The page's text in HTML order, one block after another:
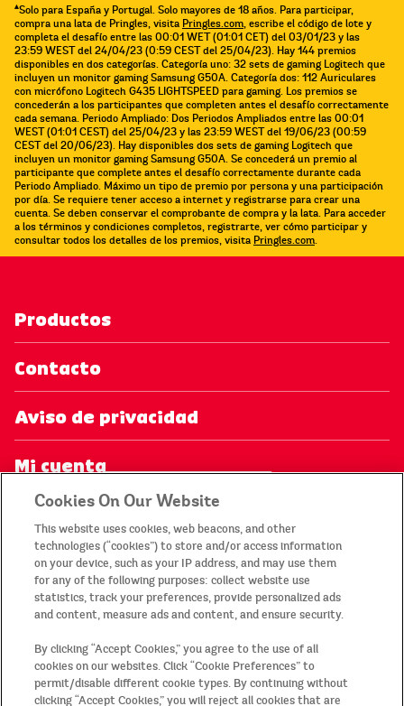
ENTRA AHORA
▴Solo para España y Portugal. Solo mayores de 18 años. Para participar,
compra una lata de Pringles, visita Pringles.com, escribe el código de lote y
completa el desafío entre las 00:01 WET (01:01 CET) del 03/01/23 y las
23:59 WEST del 24/04/23 (0:59 CEST del 25/04/23). Hay 144 premios
disponibles en dos categorías. Categoría uno: 32 sets de gaming Logitech que
incluyen un monitor gaming Samsung G50A. Categoría dos: 112 Auriculares
con micrófono Logitech G435 LIGHTSPEED para gaming. Los premios se
concederán a los participantes que completen antes el desafío correctamente
cada semana. Periodo Ampliado: Dos Periodos Ampliados entre las 00:01
WEST (01:01 CEST) del 25/04/23 y las 23:59 WEST del 19/06/23 (00:59
CEST del 20/06/23). Hay disponibles dos sets de gaming Logitech que
incluyen un monitor gaming Samsung G50A. Se concederá un premio al
participante que complete antes el desafío correctamente durante cada
Periodo Ampliado. Máximo un tipo de premio por persona y una participación
por día. Se requiere tener acceso a internet y registrarse para crear una
cuenta. Se deben conservar el comprobante de compra y la lata. Para acceder
a los términos y condiciones completos, registrarte, ver cómo participar y
consultar todos los detalles de los premios, visita Pringles.com.
Productos
Contacto
Aviso de privacidad
Mi cuenta
Términos y condiciones de las
promociones
Mapa del sitio
País/Región
Cookies On Our Website
This website uses cookies, web beacons, and other
technologies (“cookies”) to store and/or access information
on your device, such as your IP address, and may use them
for any of the following purposes: collect website use
statistics, track your preferences, provide personalized ads
and content, measure ads and content, and ensure security.
By clicking “Accept Cookies,” you agree to the use of all
cookies on our websites. Click “Cookie Preferences” to
permit/disable different cookie types. By continuing without
clicking “Accept Cookies,” you will reject all cookies that are